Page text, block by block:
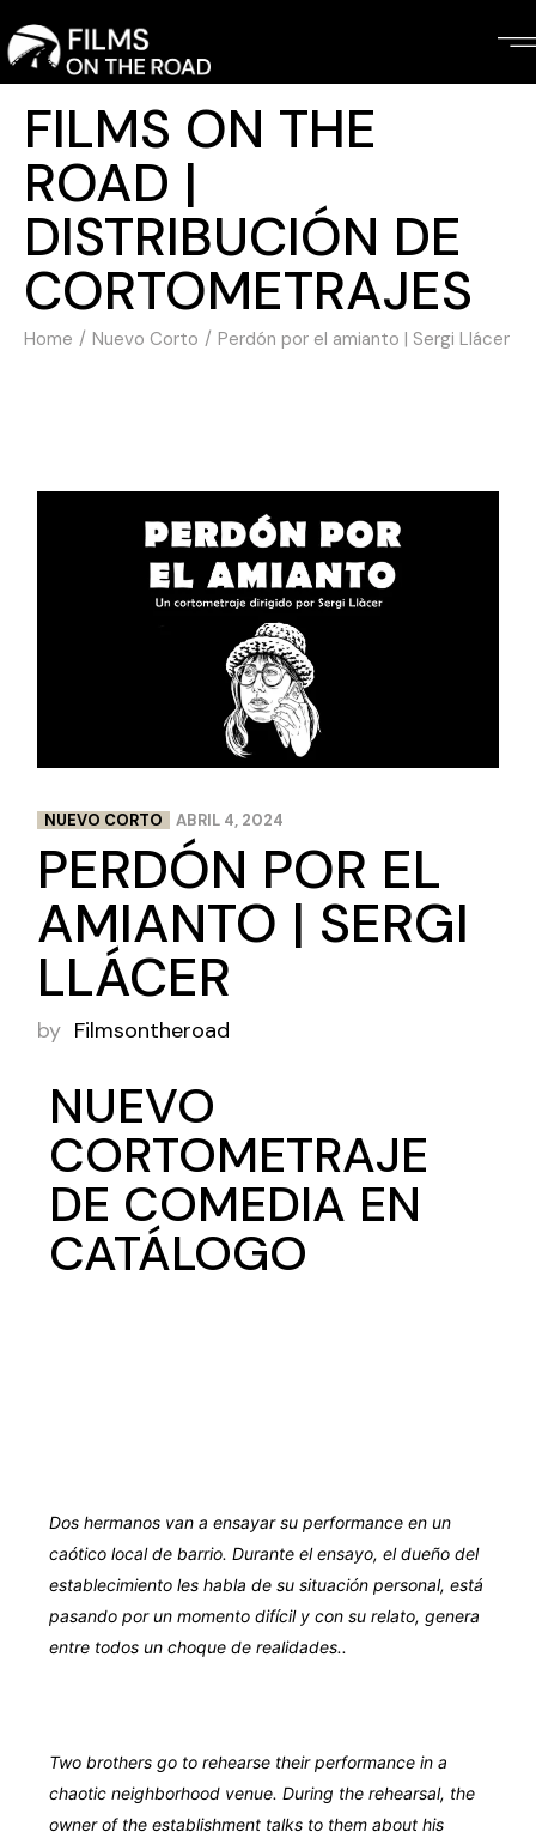
FILMS ON THE
ROAD |
DISTRIBUCIÓN DE
CORTOMETRAJES
Home Nuevo Corto Perdón por el amianto | Sergi Llácer
NUEVO CORTO ABRIL 4, 2024
PERDÓN POR EL
AMIANTO | SERGI
LLÁCER
by Filmsontheroad
NUEVO
CORTOMETRAJE
DE COMEDIA EN
CATÁLOGO
Dos hermanos van a ensayar su performance en un
caótico local de barrio. Durante el ensayo, el dueño del
establecimiento les habla de su situación personal, está
pasando por un momento difícil y con su relato, genera
entre todos un choque de realidades..
Two brothers go to rehearse their performance in a
chaotic neighborhood venue. During the rehearsal, the
owner of the establishment talks to them about his